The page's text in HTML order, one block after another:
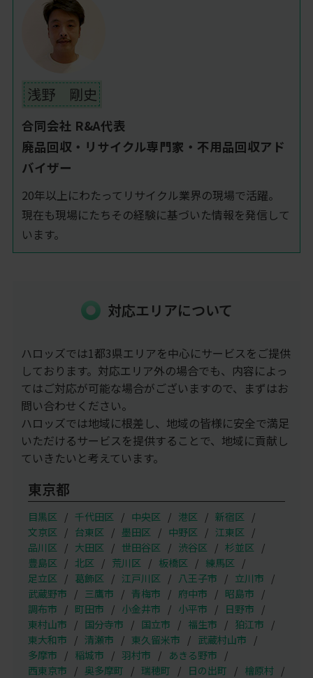
浅野 剛史
合同会社 R&A代表
廃品回収・リサイクル専門家・不用品回収アド
バイザー
20年以上にわたってリサイクル業界の現場で活躍。
現在も現場にたちその経験に基づいた情報を発信して
います。
対応エリアについて
ハロッズでは1都3県エリアを中心にサービスをご提供
しております。対応エリア外の場合でも、内容によっ
てはご対応が可能な場合がございますので、まずはお
問い合わせください。
ハロッズでは地域に根差し、地域の皆様に安全で満足
いただけるサービスを提供することで、地域に貢献し
ていきたいと考えています。
東京都
目黒区 千代田区 中央区 港区
新宿区
文京区
台東区 墨田区 中野区
江東区
品川区
大田区 世田谷区 渋谷区
杉並区
豊島区
北区 荒川区 板橋区
練馬区
足立区
葛飾区 江戸川区 八王子市
立川市
武蔵野市
三鷹市 青梅市 府中市
昭島市
調布市
町田市 小金井市 小平市
日野市
東村山市
国分寺市 国立市 福生市
狛江市
東大和市
清瀬市 東久留米市
武蔵村山市
多摩市
稲城市 羽村市
あきる野市
西東京市
奥多摩町 瑞穂町 日の出町 檜原村